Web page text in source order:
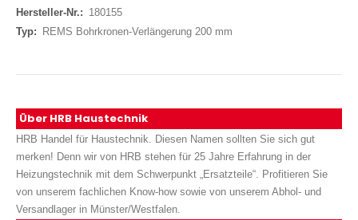
180155
REMS Bohrkronen-Verlängerung 200 mm
Über HRB Haustechnik
HRB Handel für Haustechnik. Diesen Namen sollten Sie sich gut
merken! Denn wir von HRB stehen für 25 Jahre Erfahrung in der
Heizungstechnik mit dem Schwerpunkt „Ersatzteile“. Profitieren Sie
von unserem fachlichen Know-how sowie von unserem Abhol- und
Versandlager in Münster/Westfalen.